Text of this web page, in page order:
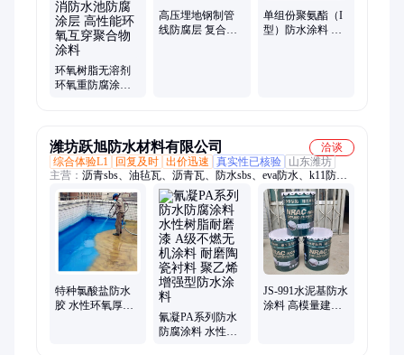
环氧树脂无溶剂
环氧重防腐涂料
消防水池防腐涂
层 高性能环氧互
穿聚合物涂料
高压埋地钢制管
线防腐层 复合陶
单组份聚氨酯（I
型）防水涂料 高
潍坊跃旭防水材料有限公司
洽谈
综合体验L1
回复及时 出价迅速 真实性已核验
山东潍坊
主营： 沥青sbs、油毡瓦、沥青瓦、防水sbs、eva防水、k11防
水、pvc防水、tsc防水、hdpe防水、fyt1防水、3sbs防水、防水涂
料、防水屋面、面sbs防水、度低温、pvc卷材、cps反应、卷材
sbs、卷材pe膜、pe高分子、聚氯乙烯、聚酯复合、木屋瓦片、轻
钢别墅、自沾卷材
特种氯酸盐防水
胶 水性环氧厚膜
氰凝PA系列防水
防腐涂料 水性树
JS-991水泥基防水
涂料 高模量建筑